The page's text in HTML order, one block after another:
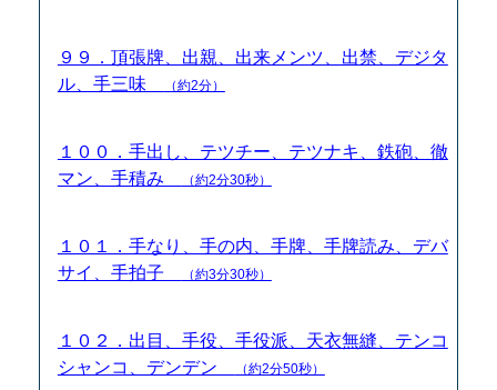
９９．頂張牌、出親、出来メンツ、出禁、デジタ
ル、手三味
（約2分）
１００．手出し、テツチー、テツナキ、鉄砲、徹
マン、手積み
（約2分30秒）
１０１．手なり、手の内、手牌、手牌読み、デバ
サイ、手拍子
（約3分30秒）
１０２．出目、手役、手役派、天衣無縫、テンコ
シャンコ、デンデン
（約2分50秒）